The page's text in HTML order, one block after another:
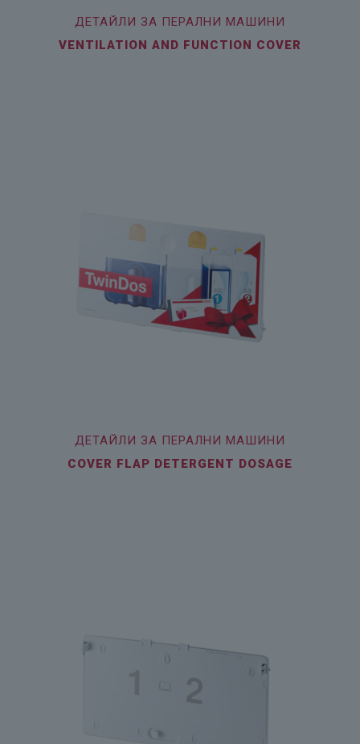
ДЕТАЙЛИ ЗА ПЕРАЛНИ МАШИНИ
VENTILATION AND FUNCTION COVER
ДЕТАЙЛИ ЗА ПЕРАЛНИ МАШИНИ
COVER FLAP DETERGENT DOSAGE